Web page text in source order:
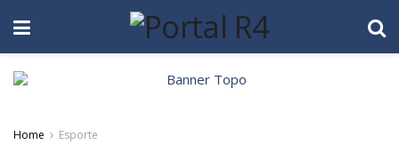
Home Esporte